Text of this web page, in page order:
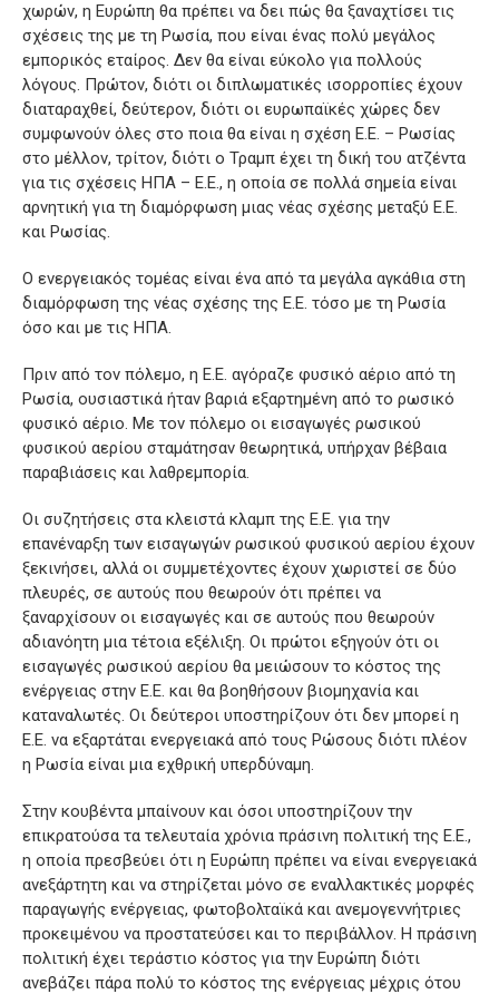
χωρών, η Ευρώπη θα πρέπει να δει πώς θα ξαναχτίσει τις
σχέσεις της με τη Ρωσία, που είναι ένας πολύ μεγάλος
εμπορικός εταίρος. Δεν θα είναι εύκολο για πολλούς
λόγους. Πρώτον, διότι οι διπλωματικές ισορροπίες έχουν
διαταραχθεί, δεύτερον, διότι οι ευρωπαϊκές χώρες δεν
συμφωνούν όλες στο ποια θα είναι η σχέση Ε.Ε. – Ρωσίας
στο μέλλον, τρίτον, διότι ο Τραμπ έχει τη δική του ατζέντα
για τις σχέσεις ΗΠΑ – Ε.Ε., η οποία σε πολλά σημεία είναι
αρνητική για τη διαμόρφωση μιας νέας σχέσης μεταξύ Ε.Ε.
και Ρωσίας.
Ο ενεργειακός τομέας είναι ένα από τα μεγάλα αγκάθια στη
διαμόρφωση της νέας σχέσης της Ε.Ε. τόσο με τη Ρωσία
όσο και με τις ΗΠΑ.
Πριν από τον πόλεμο, η Ε.Ε. αγόραζε φυσικό αέριο από τη
Ρωσία, ουσιαστικά ήταν βαριά εξαρτημένη από το ρωσικό
φυσικό αέριο. Με τον πόλεμο οι εισαγωγές ρωσικού
φυσικού αερίου σταμάτησαν θεωρητικά, υπήρχαν βέβαια
παραβιάσεις και λαθρεμπορία.
Οι συζητήσεις στα κλειστά κλαμπ της Ε.Ε. για την
επανέναρξη των εισαγωγών ρωσικού φυσικού αερίου έχουν
ξεκινήσει, αλλά οι συμμετέχοντες έχουν χωριστεί σε δύο
πλευρές, σε αυτούς που θεωρούν ότι πρέπει να
ξαναρχίσουν οι εισαγωγές και σε αυτούς που θεωρούν
αδιανόητη μια τέτοια εξέλιξη. Οι πρώτοι εξηγούν ότι οι
εισαγωγές ρωσικού αερίου θα μειώσουν το κόστος της
ενέργειας στην Ε.Ε. και θα βοηθήσουν βιομηχανία και
καταναλωτές. Οι δεύτεροι υποστηρίζουν ότι δεν μπορεί η
Ε.Ε. να εξαρτάται ενεργειακά από τους Ρώσους διότι πλέον
η Ρωσία είναι μια εχθρική υπερδύναμη.
Στην κουβέντα μπαίνουν και όσοι υποστηρίζουν την
επικρατούσα τα τελευταία χρόνια πράσινη πολιτική της Ε.Ε.,
η οποία πρεσβεύει ότι η Ευρώπη πρέπει να είναι ενεργειακά
ανεξάρτητη και να στηρίζεται μόνο σε εναλλακτικές μορφές
παραγωγής ενέργειας, φωτοβολταϊκά και ανεμογεννήτριες
προκειμένου να προστατεύσει και το περιβάλλον. Η πράσινη
πολιτική έχει τεράστιο κόστος για την Ευρώπη διότι
ανεβάζει πάρα πολύ το κόστος της ενέργειας μέχρις ότου